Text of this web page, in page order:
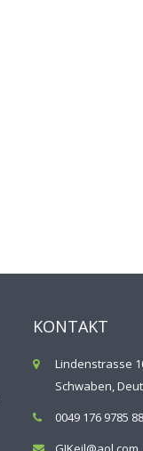
KONTAKT
Lindenstrasse
Schwaben,
0049 176 9785